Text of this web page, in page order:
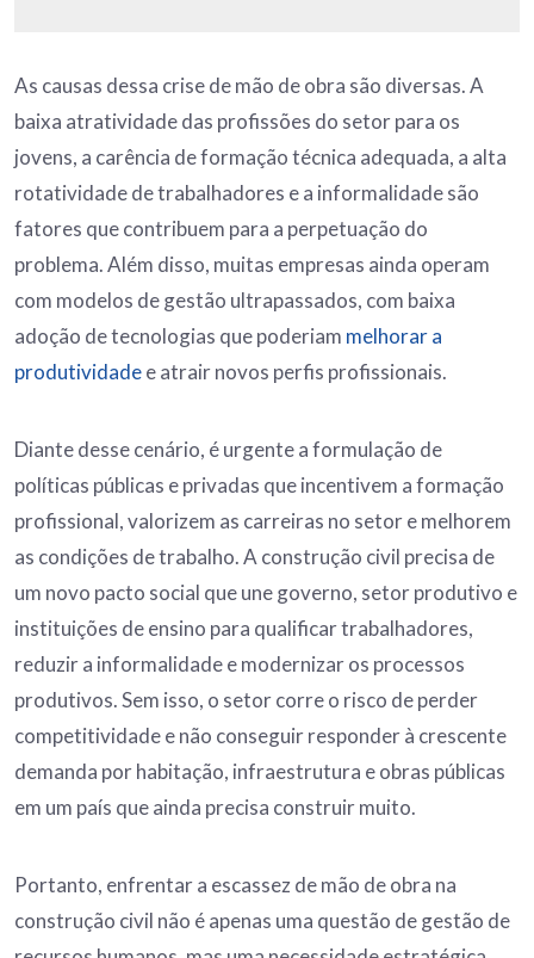
As causas dessa crise de mão de obra são diversas. A
baixa atratividade das profissões do setor para os
jovens, a carência de formação técnica adequada, a alta
rotatividade de trabalhadores e a informalidade são
fatores que contribuem para a perpetuação do
problema. Além disso, muitas empresas ainda operam
com modelos de gestão ultrapassados, com baixa
adoção de tecnologias que poderiam melhorar a
produtividadee atrair novos perfis profissionais.
Diante desse cenário, é urgente a formulação de
políticas públicas e privadas que incentivem a formação
profissional, valorizem as carreiras no setor e melhorem
as condições de trabalho. A construção civil precisa de
um novo pacto social que une governo, setor produtivo e
instituições de ensino para qualificar trabalhadores,
reduzir a informalidade e modernizar os processos
produtivos. Sem isso, o setor corre o risco de perder
competitividade e não conseguir responder à crescente
demanda por habitação, infraestrutura e obras públicas
em um país que ainda precisa construir muito.
Portanto, enfrentar a escassez de mão de obra na
construção civil não é apenas uma questão de gestão de